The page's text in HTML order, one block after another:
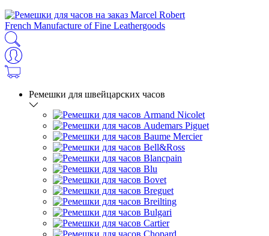
French Manufacture of Fine Leathergoods
Ремешки для швейцарских часов